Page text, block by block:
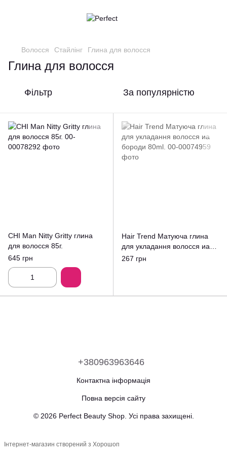
Волосся Стайлінг Глина для волосся
Глина для волосся
Фільтр За популярністю
CHI Man Nitty Gritty глина
для волосся 85г.
645 грн
Hair Trend Матуюча глина
для укладання волосся иа
бороди 80ml.
267 грн
+380963963646
Контактна інформація
Повна версія сайту
© 2026 Perfect Beauty Shop. Усі права захищені.
Інтернет-магазин створений з Хорошоп